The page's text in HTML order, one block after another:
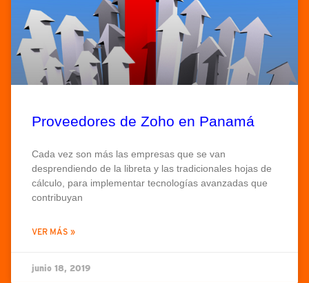
Proveedores de Zoho en Panamá
Cada vez son más las empresas que se van
desprendiendo de la libreta y las tradicionales hojas de
cálculo, para implementar tecnologías avanzadas que
contribuyan
VER MÁS »
junio 18, 2019